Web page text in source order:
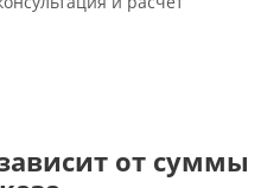
от суммы